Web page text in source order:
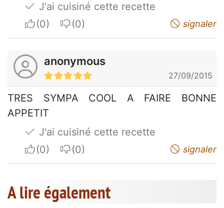
J'ai cuisiné cette recette
I apreciateI do not appreciate signaler
anonymous
27/09/2015
TRES SYMPA COOL A FAIRE BONNE
APPETIT
J'ai cuisiné cette recette
I apreciateI do not appreciate signaler
A lire également